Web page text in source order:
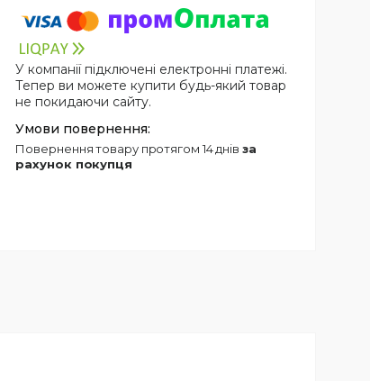
У компанії підключені електронні платежі.
Тепер ви можете купити будь-який товар
не покидаючи сайту.
повернення товару протягом 14 днів за
рахунок покупця